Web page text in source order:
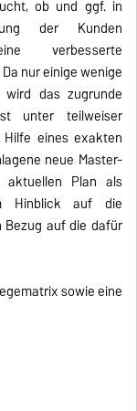
ob und ggf. in
der Kunden
verbesserte
nur einige wenige
das zugrunde
unter teilweiser
eines exakten
neue Master-
aktuellen Plan als
Hinblick auf die
auf die dafür
sowie eine